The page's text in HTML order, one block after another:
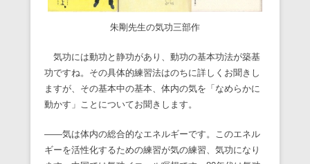
朱剛先生の気功三部作
気功には動功と静功があり、動功の基本功法が築基
功ですね。その具体的練習法はのちに詳しくお聞きし
ますが、その基本中の基本、体内の気を「なめらかに
動かす」ことについてお聞きします。
――気は体内の総合的なエネルギーです。このエネル
ギーを活性化するための練習が気の練習、気功になり